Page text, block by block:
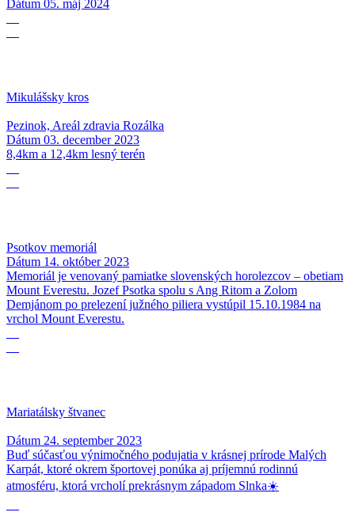
Dátum 05. máj 2024
Mikulášsky kros
Pezinok, Areál zdravia Rozálka
Dátum 03. december 2023
8,4km a 12,4km lesný terén
Psotkov memoriál
Dátum 14. október 2023
Memoriál je venovaný pamiatke slovenských horolezcov – obetiam
Mount Everestu. Jozef Psotka spolu s Ang Ritom a Zolom
Demjánom po prelezení južného piliera vystúpil 15.10.1984 na
vrchol Mount Everestu.
Mariatálsky štvanec
Dátum 24. september 2023
Buď súčasťou výnimočného podujatia v krásnej prírode Malých
Karpát, ktoré okrem športovej ponúka aj príjemnú rodinnú
atmosféru, ktorá vrcholí prekrásnym západom Slnka☀️